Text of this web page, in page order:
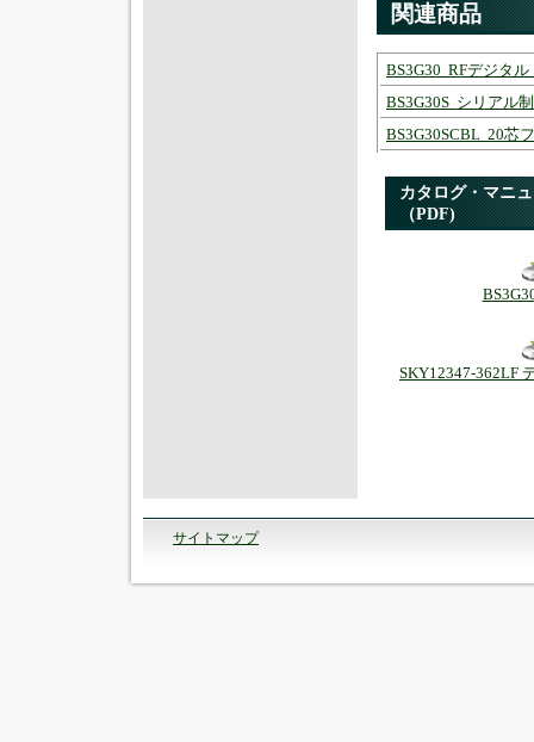
関連商品
BS3G30 RFデジタ
BS3G30S シリアル
BS3G30SCBL 20芯
カタログ・マニ
（PDF)
SKY12347-362LF
サイトマップ